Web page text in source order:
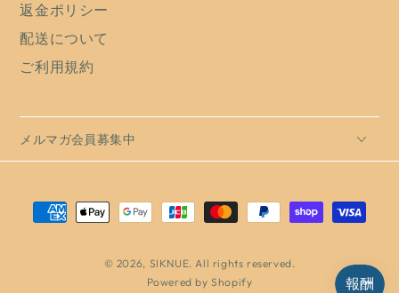
返金ポリシー
配送について
ご利用規約
メルマガ会員募集中
© 2026, SIKNUE. All rights reserved.
Powered by Shopify
支